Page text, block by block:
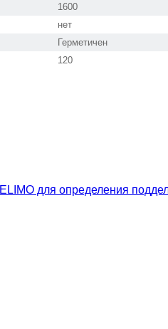
1600
нет
Герметичен
120
для определения